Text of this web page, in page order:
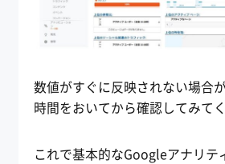
数値がすぐに反映されない場合
時間をおいてから確認してみてく
これで基本的なGoogleアナリテ